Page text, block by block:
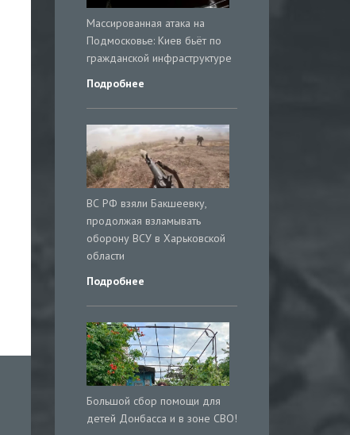
Массированная атака на
Подмосковье: Киев бьёт по
гражданской инфраструктуре
Подробнее
ВС РФ взяли Бакшеевку,
продолжая взламывать
оборону ВСУ в Харьковской
области
Подробнее
Большой сбор помощи для
детей Донбасса и в зоне СВО!